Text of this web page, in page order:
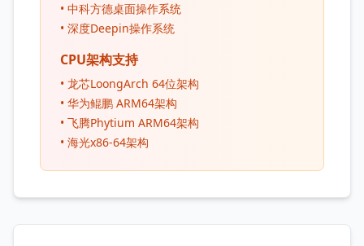
• 中科方德桌面操作系统
• 深度Deepin操作系统
CPU架构支持
• 龙芯LoongArch 64位架构
• 华为鲲鹏 ARM64架构
• 飞腾Phytium ARM64架构
• 海光x86-64架构